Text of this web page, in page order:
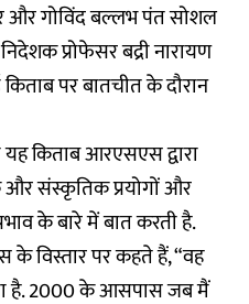
और गोविंद बल्लभ पंत सोशल
प्रोफेसर बद्री नारायण
पर बातचीत के दौरान
किताब आरएसएस द्वारा
और संस्कृतिक प्रयोगों और
के बारे में बात करती है.
के विस्तार पर कहते हैं, “वह
है. 2000 के आसपास जब मैं